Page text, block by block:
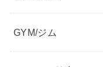
GYM/ジム